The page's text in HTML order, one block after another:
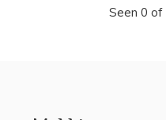
Seen 0